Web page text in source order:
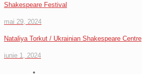
Shakespeare Festival
mai 29, 2024
Nataliya Torkut / Ukrainian Shakespeare Centre
iunie 1, 2024